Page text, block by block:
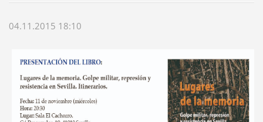
04.11.2015 18:10